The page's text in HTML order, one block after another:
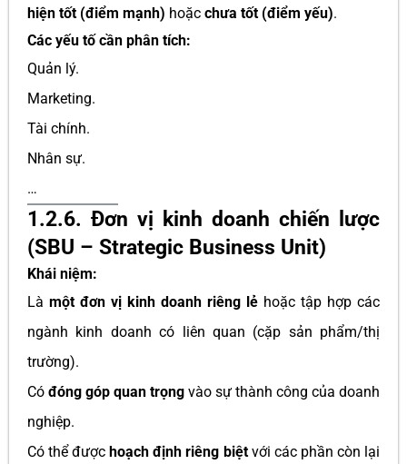
hiện tốt (điểm mạnh) hoặc chưa tốt (điểm yếu).
Các yếu tố cần phân tích:
Quản lý.
Marketing.
Tài chính.
Nhân sự.
…
1.2.6. Đơn vị kinh doanh chiến lược
(SBU – Strategic Business Unit)
Khái niệm:
Là một đơn vị kinh doanh riêng lẻ hoặc tập hợp các
ngành kinh doanh có liên quan (cặp sản phẩm/thị
trường).
Có đóng góp quan trọng vào sự thành công của doanh
nghiệp.
Có thể đượchoạch định riêng biệtvới các phần còn lại